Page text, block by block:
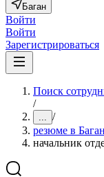
Баган
Войти
Войти
Зарегистрироваться
Поиск
/
... /
резюме в
начальник